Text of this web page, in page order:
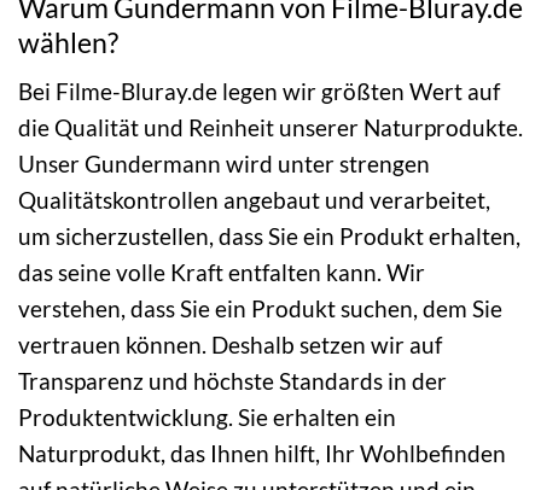
Warum Gundermann von Filme-Bluray.de
wählen?
Bei Filme-Bluray.de legen wir größten Wert auf
die Qualität und Reinheit unserer Naturprodukte.
Unser Gundermann wird unter strengen
Qualitätskontrollen angebaut und verarbeitet,
um sicherzustellen, dass Sie ein Produkt erhalten,
das seine volle Kraft entfalten kann. Wir
verstehen, dass Sie ein Produkt suchen, dem Sie
vertrauen können. Deshalb setzen wir auf
Transparenz und höchste Standards in der
Produktentwicklung. Sie erhalten ein
Naturprodukt, das Ihnen hilft, Ihr Wohlbefinden